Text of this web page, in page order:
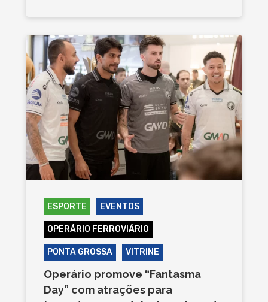
ESPORTE EVENTOS
OPERÁRIO FERROVIÁRIO
PONTA GROSSA VITRINE
Operário promove “Fantasma
Day” com atrações para